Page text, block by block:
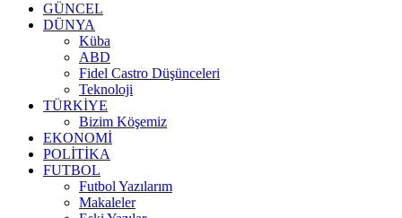
GÜNCEL
DÜNYA
Küba
ABD
Fidel Castro Düşünceleri
Teknoloji
TÜRKİYE
Bizim Köşemiz
EKONOMİ
POLİTİKA
FUTBOL
Futbol Yazılarım
Makaleler